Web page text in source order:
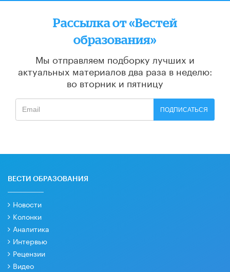
Рассылка от «Вестей
образования»
Мы отправляем подборку лучших и
актуальных материалов два раза в неделю:
во вторник и пятницу
ПОДПИСАТЬСЯ
ВЕСТИ ОБРАЗОВАНИЯ
Новости
Колонки
Аналитика
Интервью
Рецензии
Видео